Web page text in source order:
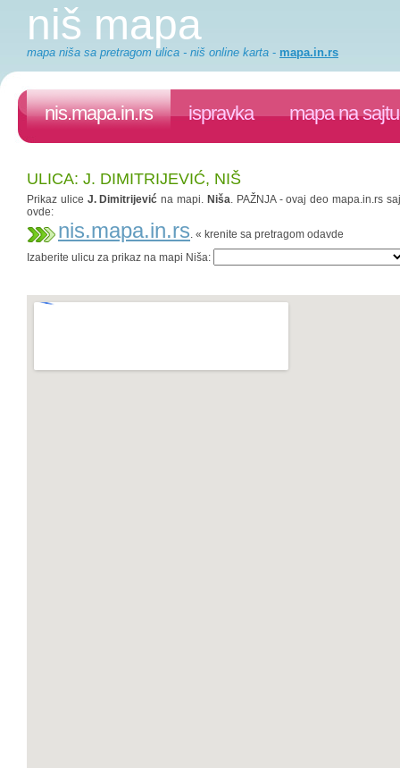
niš mapa
mapa niša sa pretragom ulica - niš online karta - mapa.in.rs
nis.mapa.in.rs ispravka mapa na sajtu
ULICA: J. DIMITRIJEVIĆ, NIŠ
Prikaz ulice J. Dimitrijević na mapi. Niša. PAŽNJA - ovaj deo mapa.in.rs
ovde:
nis.mapa.in.rs. « krenite sa pretragom odavde
Izaberite ulicu za prikaz na mapi Niša: